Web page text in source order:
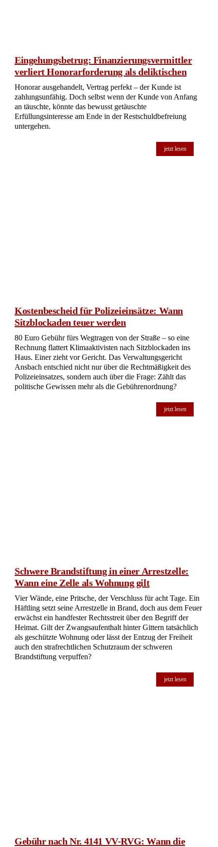
Eingehungsbetrug: Finanzierungsvermittler
verliert Honorarforderung als deliktischen
Honorar ausgehandelt, Vertrag perfekt – der Kunde ist
zahlungsunfähig. Doch selbst wenn der Kunde von Anfang
an täuschte, könnte das bewusst getäuschte
Erfüllungsinteresse am Ende in der Restschuldbefreiung
untergehen.
jetzt lesen
Kostenbescheid für Polizeieinsätze: Wann
Sitzblockaden teuer werden
80 Euro Gebühr fürs Wegtragen von der Straße – so eine
Rechnung flattert Klimaaktivisten nach Sitzblockaden ins
Haus. Einer zieht vor Gericht. Das Verwaltungsgericht
Ansbach entschied nicht nur über die Rechtmäßigkeit des
Polizeieinsatzes, sondern auch über die Frage: Zählt das
politische Gewissen mehr als die Gebührenordnung?
jetzt lesen
Schwere Brandstiftung in einer Arrestzelle:
Wann eine Zelle als Wohnung gilt
Vier Wände, eine Pritsche, der Verschluss für acht Tage. Ein
Häftling setzt seine Arrestzelle in Brand, doch aus dem Feuer
erwächst ein handfester Rechtsstreit über den Begriff der
Heimat. Gilt der Zwangsaufenthalt hinter Gittern tatsächlich
als geschützte Wohnung oder lässt der Entzug der Freiheit
auch den strafrechtlichen Schutzraum der schweren
Brandstiftung verpuffen?
jetzt lesen
Gebühr nach Nr. 4141 VV-RVG: Wann die